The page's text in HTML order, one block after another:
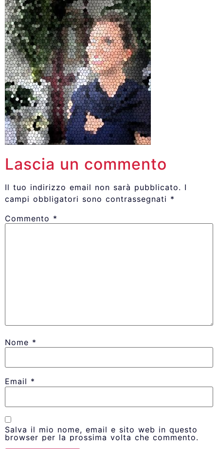
Lascia un commento
Il tuo indirizzo email non sarà pubblicato. I
campi obbligatori sono contrassegnati *
Commento *
Nome *
Email *
Salva il mio nome, email e sito web in questo
browser per la prossima volta che commento.